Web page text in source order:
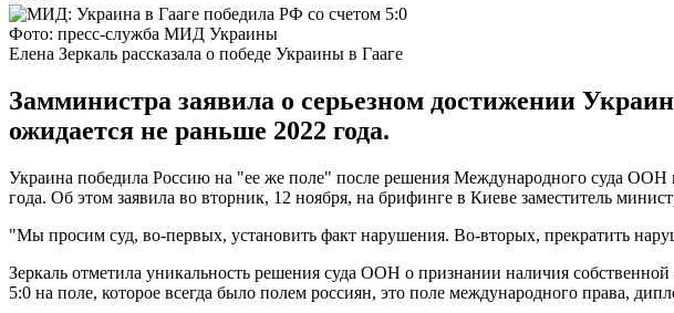
Фото: пресс-служба МИД Украины
Елена Зеркаль рассказала о победе Украины в Гааге
Замминистра заявила о серьезном достижении
ожидается не раньше 2022 года.
Украина победила Россию на "ее же поле" после решения Международного суда ООН
года. Об этом заявила во вторник, 12 ноября, на брифинге в Киеве заместитель
"Мы просим суд, во-первых, установить факт нарушения. Во-вторых, прекратить
Зеркаль отметила уникальность решения суда ООН о признании наличия
5:0 на поле, которое всегда было полем россиян, это поле международного права,